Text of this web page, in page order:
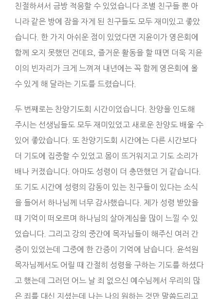
친절하셔서 금방 적응할 수 있었습니다 조별 친구들 뿐 아
니라 같은 방에 잠을 자게 된 친구들도 모두 재미있고 좋았
습니다. 한 가지 아쉬운 점이 있었다면 지윤이가 영은회에
함께 오지 못했던 건데요, 즐거운 활동을 할 때면 더욱 지윤
이의 빈자리가 크게 느껴져 내년에는 꼭 함께 영은회에 올
수 있게 해 달라는 기도를 드렸습니다.
두 번째로는 찬양기도회 시간이었습니다. 찬양을 인도해
주시는 선생님들도 모두 재미있었고 새로운 찬양도 배울 수
있어 좋았습니다. 또 찬양기도회 시간에는 다른 시간보다
더 기도에 집중할 수 있었고 몸이 뜨거워지고 기도 소리가
배나 커졌습니다. 아마도 성령이 더 충만했던 거 같습니다.
또 기도 시간에 성령의 감동이 있는 친구들이 있다는 소식
을 들어서 하나님께 너무 감사했습니다. 제가 성령 받았을
때 기억이 떠오르며 하나님의 살아계심을 많이 느낄 수 있
었습니다. 그리고 강의 중간에 목자님들이 해주신 여러 간
증이 있었는데 그중에 한 간증이 기억에 남습니다. 윤석원
목자님께서도 어릴 때 간절히 성령을 구하는 기도를 하셨다
고 했는데 그러던 어느 날 죄 없으신 예수님께서 우리의 많
은 죄를 대신 지셨는데 나는 나의 원하는 것만 말씀드리고